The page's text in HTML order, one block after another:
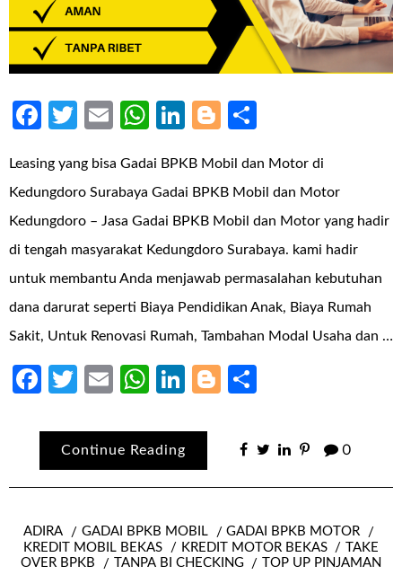
Facebook
Twitter
EmailWhatsApp
LinkedIn
Blogger
Leasing yang bisa Gadai BPKB Mobil dan Motor di
Kedungdoro Surabaya Gadai BPKB Mobil dan Motor
Kedungdoro – Jasa Gadai BPKB Mobil dan Motor yang hadir
di tengah masyarakat Kedungdoro Surabaya. kami hadir
untuk membantu Anda menjawab permasalahan kebutuhan
dana darurat seperti Biaya Pendidikan Anak, Biaya Rumah
Sakit, Untuk Renovasi Rumah, Tambahan Modal Usaha dan …
Facebook
Twitter
EmailWhatsApp
LinkedIn
Blogger
Continue Reading 0
ADIRA GADAI BPKB MOBIL
GADAI BPKB MOTOR
KREDIT MOBIL BEKAS
KREDIT MOTOR BEKAS
TAKE
OVER BPKB
TANPA BI CHECKING TOP UP PINJAMAN